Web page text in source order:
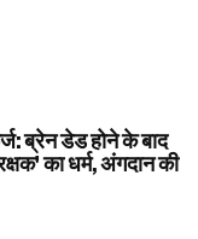
ब्रेन डेड होने के बाद
का धर्म, अंगदान की